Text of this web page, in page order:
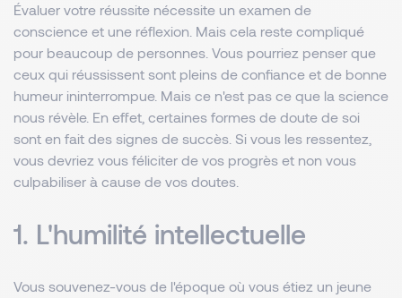
Évaluer votre réussite nécessite un examen de
conscience et une réflexion. Mais cela reste compliqué
pour beaucoup de personnes. Vous pourriez penser que
ceux qui réussissent sont pleins de confiance et de bonne
humeur ininterrompue. Mais ce n'est pas ce que la science
nous révèle. En effet, certaines formes de doute de soi
sont en fait des signes de succès. Si vous les ressentez,
vous devriez vous féliciter de vos progrès et non vous
culpabiliser à cause de vos doutes.
1. L'humilité intellectuelle
Vous souvenez-vous de l'époque où vous étiez un jeune